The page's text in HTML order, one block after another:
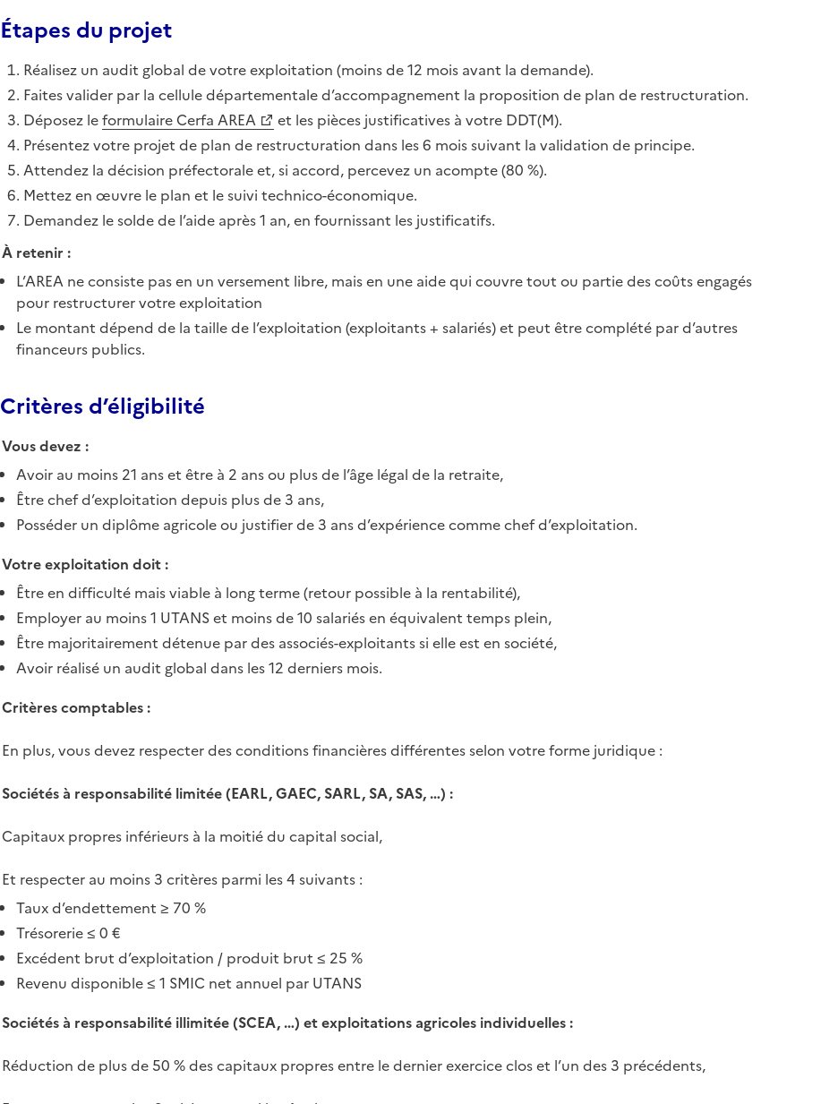
Étapes du projet
Réalisez un audit global de votre exploitation (moins de 12 mois avant la demande).
Faites valider par la cellule départementale d’accompagnement la proposition de plan de restructuration.
Déposez leformulaire Cerfa AREA
et les pièces justificatives à votre DDT(M).
Présentez votre projet de plan de restructuration dans les 6 mois suivant la validation de principe.
Attendez la décision préfectorale et, si accord, percevez un acompte (80 %).
Mettez en œuvre le plan et le suivi technico-économique.
Demandez le solde de l’aide après 1 an, en fournissant les justificatifs.
À retenir :
L’AREA ne consiste pas en un versement libre, mais en une aide qui couvre tout ou partie des coûts engagés
pour restructurer votre exploitation
Le montant dépend de la taille de l’exploitation (exploitants + salariés) et peut être complété par d’autres
financeurs publics.
Critères d’éligibilité
Vous devez :
Avoir au moins 21 ans et être à 2 ans ou plus de l’âge légal de la retraite,
Être chef d’exploitation depuis plus de 3 ans,
Posséder un diplôme agricole ou justifier de 3 ans d’expérience comme chef d’exploitation.
Votre exploitation doit :
Être en difficulté mais viable à long terme (retour possible à la rentabilité),
Employer au moins 1 UTANS et moins de 10 salariés en équivalent temps plein,
Être majoritairement détenue par des associés-exploitants si elle est en société,
Avoir réalisé un audit global dans les 12 derniers mois.
Critères comptables :
En plus, vous devez respecter des conditions financières différentes selon votre forme juridique :
Sociétés à responsabilité limitée (EARL, GAEC, SARL, SA, SAS, …) :
Capitaux propres inférieurs à la moitié du capital social,
Et respecter au moins 3 critères parmi les 4 suivants :
Taux d’endettement ≥ 70 %
Trésorerie ≤ 0 €
Excédent brut d’exploitation / produit brut ≤ 25 %
Revenu disponible ≤ 1 SMIC net annuel par UTANS
Sociétés à responsabilité illimitée (SCEA, …) et exploitations agricoles individuelles :
Réduction de plus de 50 % des capitaux propres entre le dernier exercice clos et l’un des 3 précédents,